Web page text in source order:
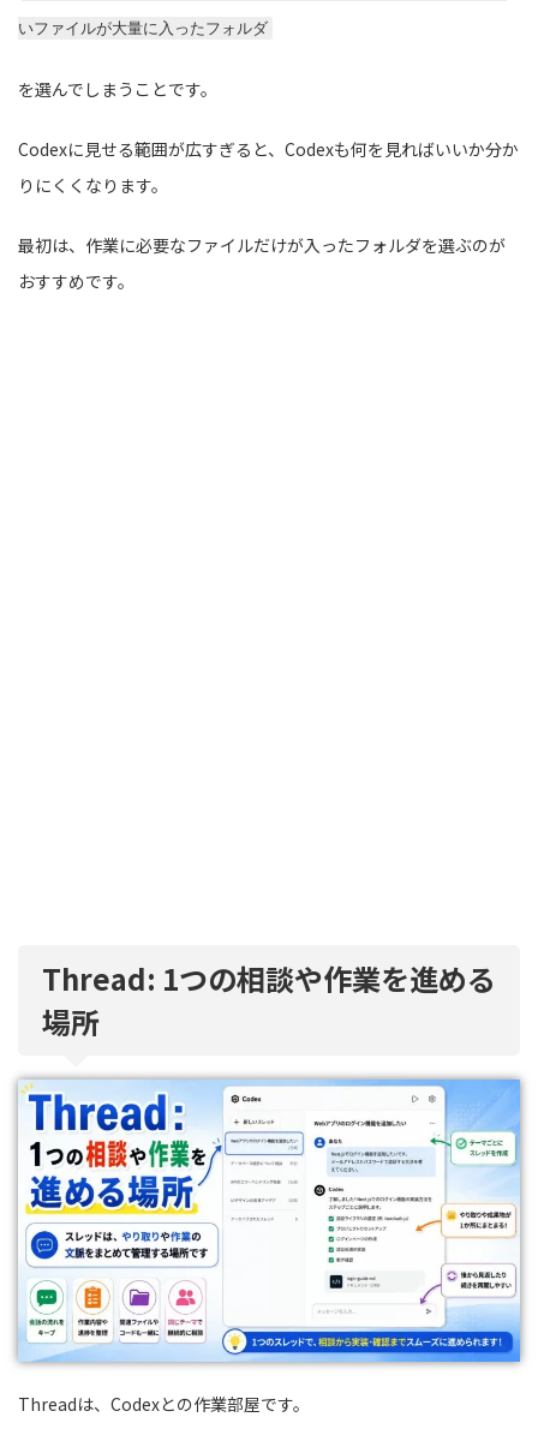
いファイルが大量に入ったフォルダ
を選んでしまうことです。
Codexに見せる範囲が広すぎると、Codexも何を見ればいいか分か
りにくくなります。
最初は、作業に必要なファイルだけが入ったフォルダを選ぶのが
おすすめです。
Thread: 1つの相談や作業を進める
場所
Threadは、Codexとの作業部屋です。